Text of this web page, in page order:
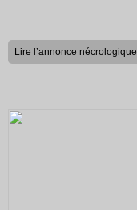
Lire l’annonce nécrologique